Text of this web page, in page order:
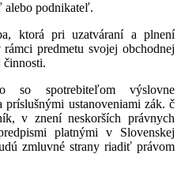
alebo podnikateľ.
ktorá pri uzatváraní a plnení
predmetu svojej obchodnej
činnosti.
so spotrebiteľom výslovne
ustanoveniami zák. č
v znení neskorších právnych
platnými v Slovenskej
zmluvné strany riadiť právom